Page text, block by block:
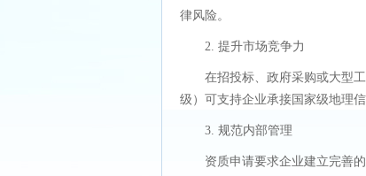
律风险。
2. 提升市场竞争力
在招投标、政府采购或大型
级）可支持企业承接国家级地理
3. 规范内部管理
资质申请要求企业建立完善